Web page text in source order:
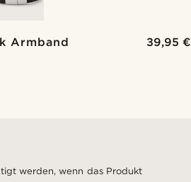
Armband 39,95 €
werden, wenn das Produkt